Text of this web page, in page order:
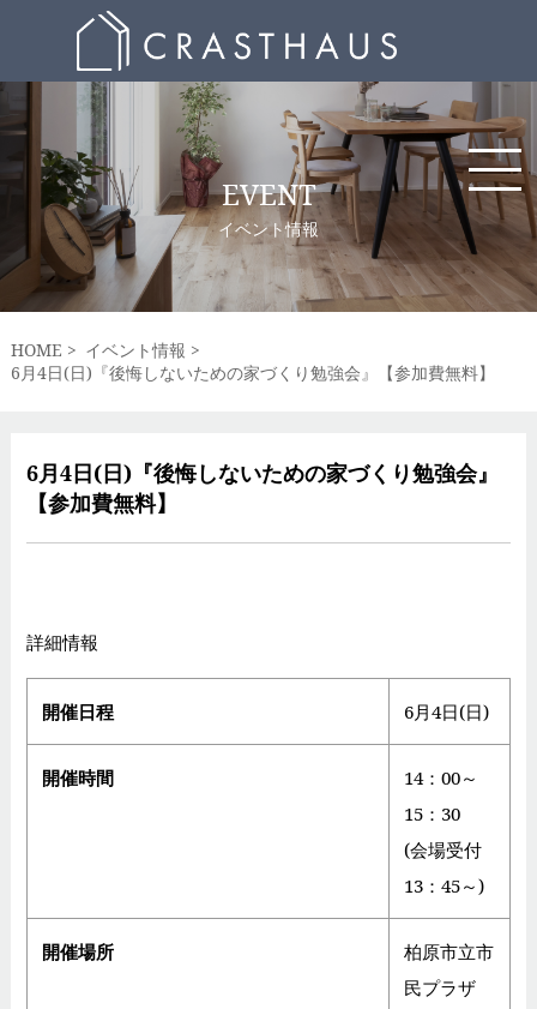
EVENT
イベント情報
HOME
イベント情報
6月4日(日)『後悔しないための家づくり勉強会』【参加費無料】
6月4日(日)『後悔しないための家づくり勉強会』
【参加費無料】
詳細情報
開催日程 6月4日(日)
開催時間
14：00～
15：30
(会場受付
13：45～)
開催場所
柏原市立市
民プラザ